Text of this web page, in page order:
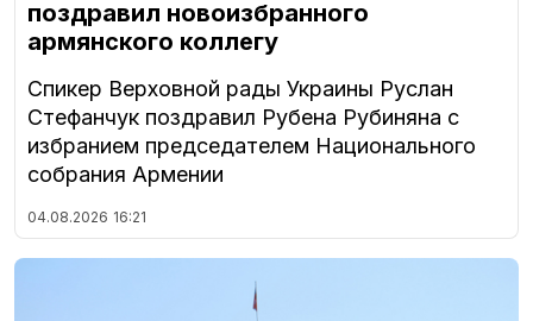
поздравил новоизбранного
армянского коллегу
Спикер Верховной рады Украины Руслан
Стефанчук поздравил Рубена Рубиняна с
избранием председателем Национального
собрания Армении
04.08.2026 16:21